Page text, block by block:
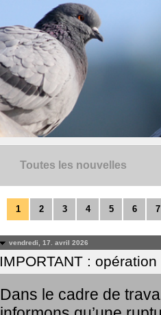
Toutes les nouvelles
1 2 3 4 5 6 7
vendredi, 17. avril 2026
IMPORTANT :
Dans le cadre de